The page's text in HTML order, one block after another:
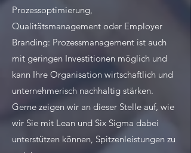
Prozessoptimierung,
Qualitätsmanagement oder Employer
Branding: Prozessmanagement ist auch
mit geringen Investitionen möglich und
kann Ihre Organisation wirtschaftlich und
unternehmerisch nachhaltig stärken.
Gerne zeigen wir an dieser Stelle auf, wie
wir Sie mit Lean und Six Sigma dabei
unterstützen können, Spitzenleistungen zu